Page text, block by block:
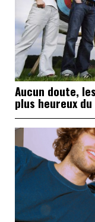
Aucun doute,
plus heureux